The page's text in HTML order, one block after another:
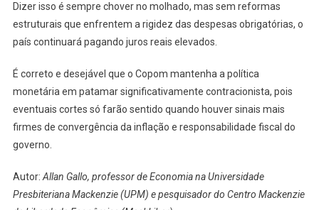
Dizer isso é sempre chover no molhado, mas sem reformas
estruturais que enfrentem a rigidez das despesas obrigatórias, o
país continuará pagando juros reais elevados.
É correto e desejável que o Copom mantenha a política
monetária em patamar significativamente contracionista, pois
eventuais cortes só farão sentido quando houver sinais mais
firmes de convergência da inflação e responsabilidade fiscal do
governo.
Autor:Allan Gallo, professor de Economia na Universidade
Presbiteriana Mackenzie (UPM) e pesquisador do Centro Mackenzie